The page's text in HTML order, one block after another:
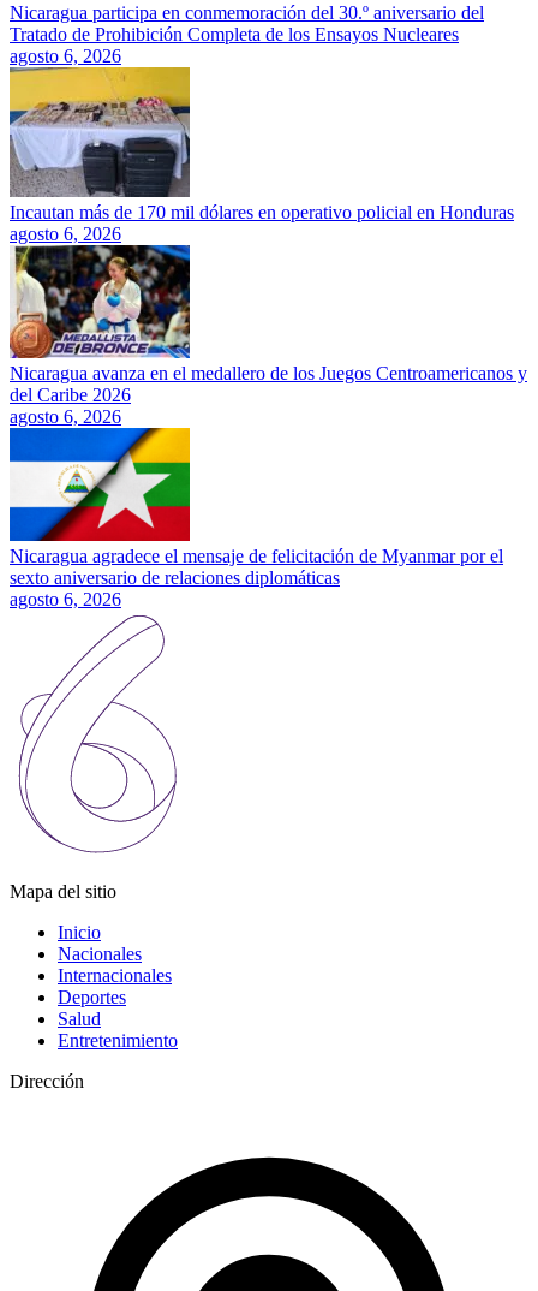
Nicaragua participa en conmemoración del 30.º aniversario del
Tratado de Prohibición Completa de los Ensayos Nucleares
agosto 6, 2026
Incautan más de 170 mil dólares en operativo policial en Honduras
agosto 6, 2026
Nicaragua avanza en el medallero de los Juegos Centroamericanos y
del Caribe 2026
agosto 6, 2026
Nicaragua agradece el mensaje de felicitación de Myanmar por el
sexto aniversario de relaciones diplomáticas
agosto 6, 2026
Mapa del sitio
Inicio
Nacionales
Internacionales
Deportes
Salud
Entretenimiento
Dirección